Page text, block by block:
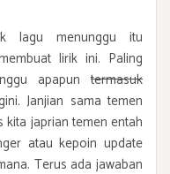
lagu menunggu itu
lirik ini. Paling
apapuntermasuk
Janjian sama temen
kita japrian temen entah
atau kepoin update
Terus ada jawaban